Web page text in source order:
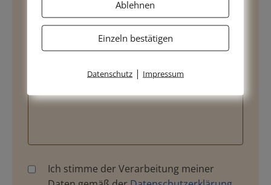
Ich stimme der Verarbeitung meiner
Ablehnen
Einzeln bestätigen
Datenschutz| Impressum